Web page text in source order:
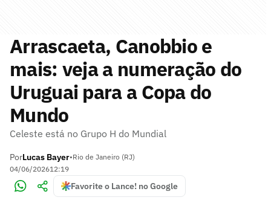
Arrascaeta, Canobbio e
mais: veja a numeração do
Uruguai para a Copa do
Mundo
Celeste está no Grupo H do Mundial
PorLucas Bayer•Rio de Janeiro (RJ)
04/06/202612:19
Favorite o Lance! no Google